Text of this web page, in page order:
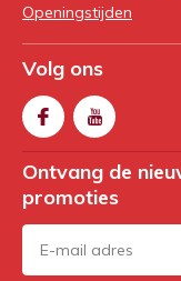
Openingstijden
Volg ons
Ontvang de
promoties